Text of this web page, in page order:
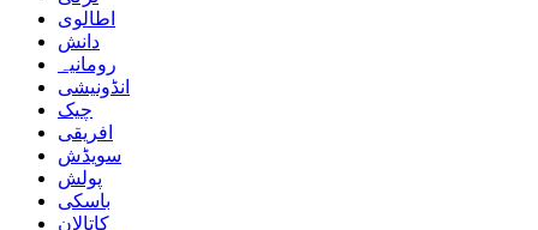
اطالوی
دانش
رومانیہ
انڈونیشی
چیک
افریقی
سویڈش
پولش
باسکی
کاتالان